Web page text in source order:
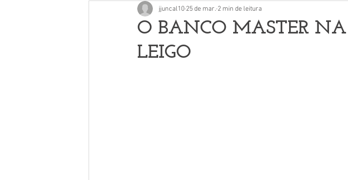
O BANCO MASTER
LEIGO
jjuncal10 25 de mar. 2 min de leitura